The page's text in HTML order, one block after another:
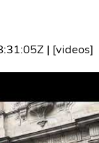
| [videos]